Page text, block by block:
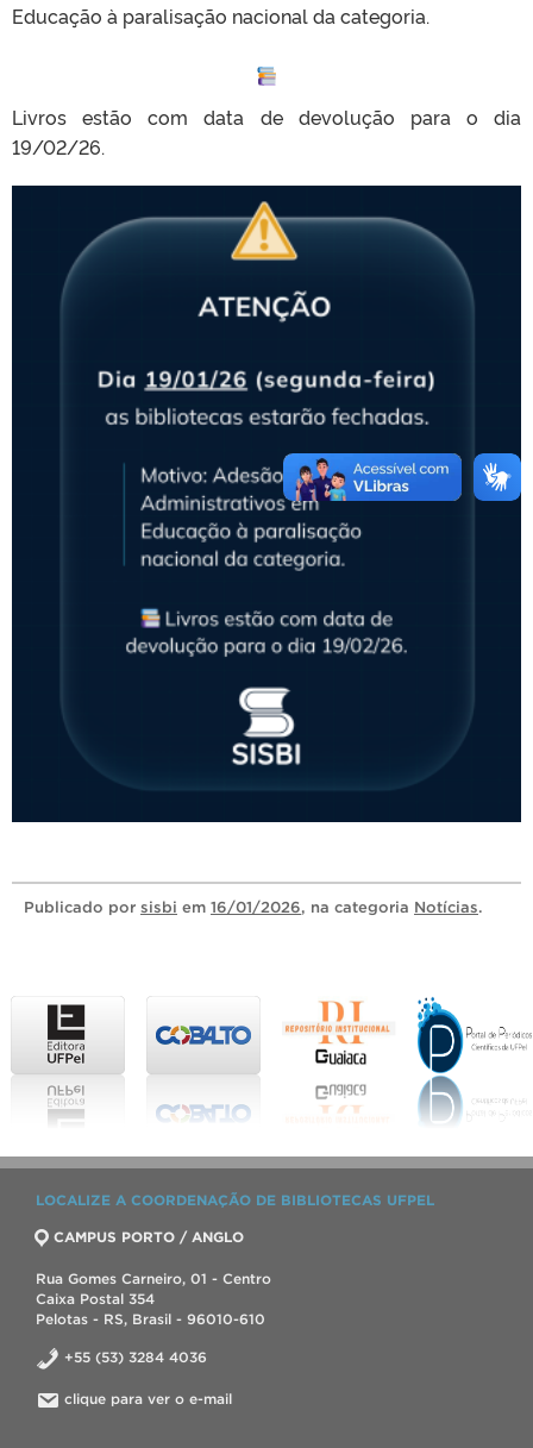
Educação à paralisação nacional da categoria.
Livros estão com data de devolução para o dia
19/02/26.
Publicado por sisbi em 16/01/2026, na categoria Notícias.
LOCALIZE A COORDENAÇÃO DE BIBLIOTECAS UFPEL
CAMPUS PORTO / ANGLO
Rua Gomes Carneiro, 01 - Centro
Caixa Postal 354
Pelotas - RS, Brasil - 96010-610
+55 (53) 3284 4036
clique para ver o e-mail